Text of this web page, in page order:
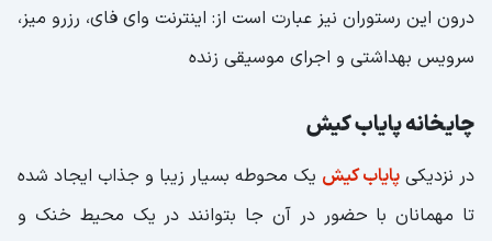
درون این رستوران نیز عبارت است از: اینترنت وای فای، رزرو میز،
سرویس بهداشتی و اجرای موسیقی زنده
چایخانه پایاب کیش
در نزدیکی پایاب کیش یک محوطه بسیار زیبا و جذاب ایجاد شده
تا مهمانان با حضور در آن جا بتوانند در یک محیط خنک و